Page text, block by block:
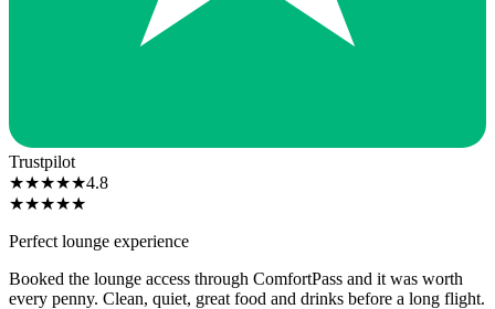
Trustpilot
★★★★★4.8
★★★★★
Perfect lounge experience
Booked the lounge access through ComfortPass and it was worth
every penny. Clean, quiet, great food and drinks before a long flight.